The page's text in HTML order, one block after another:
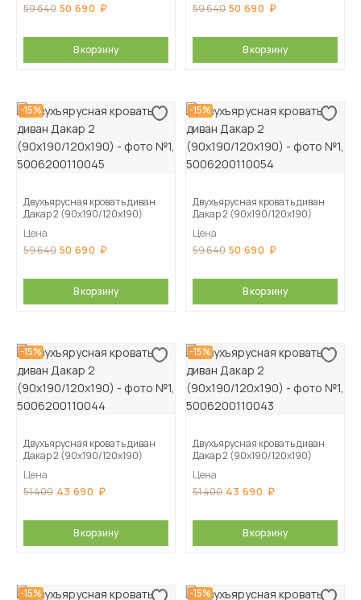
59 640 50 690
В корзину
59 640 50 690
В корзину
-15%
Двухъярусная кровать диван
Дакар 2 (90х190/120х190)
Цена
59 640 50 690
В корзину
-15%
Двухъярусная кровать диван
Дакар 2 (90х190/120х190)
Цена
59 640 50 690
В корзину
-15%
Двухъярусная кровать диван
Дакар 2 (90х190/120х190)
Цена
51 400 43 690
В корзину
-15%
Двухъярусная кровать диван
Дакар 2 (90х190/120х190)
Цена
51 400 43 690
В корзину
-15% -15%